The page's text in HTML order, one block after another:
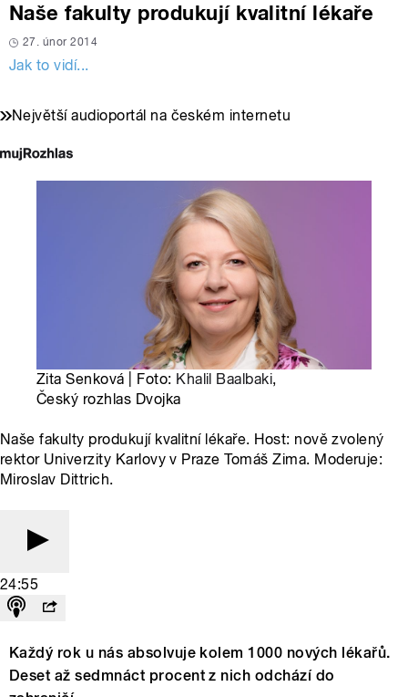
Naše fakulty produkují kvalitní lékaře
27. únor 2014
Jak to vidí...
Největší audioportál na českém internetu
Zita Senková | Foto: Khalil Baalbaki,
Český rozhlas Dvojka
Naše fakulty produkují kvalitní lékaře. Host: nově zvolený
rektor Univerzity Karlovy v Praze Tomáš Zima. Moderuje:
Miroslav Dittrich.
24:55
Každý rok u nás absolvuje kolem 1000 nových lékařů.
Deset až sedmnáct procent z nich odchází do